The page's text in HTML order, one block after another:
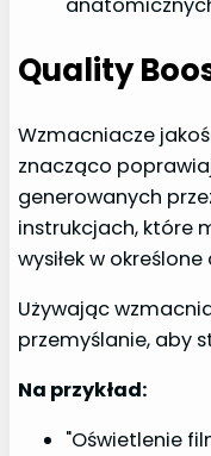
Quality
Wzmacniacze
znacząco
generowanych
instrukcjach, które
wysiłek w
Używając
przemyślanie, aby
Na przykład:
"Oświetlenie